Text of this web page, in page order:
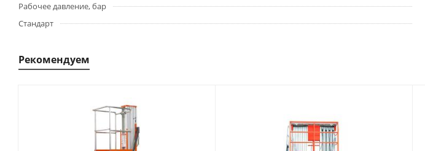
Рабочее давление, бар
Стандарт
Рекомендуем